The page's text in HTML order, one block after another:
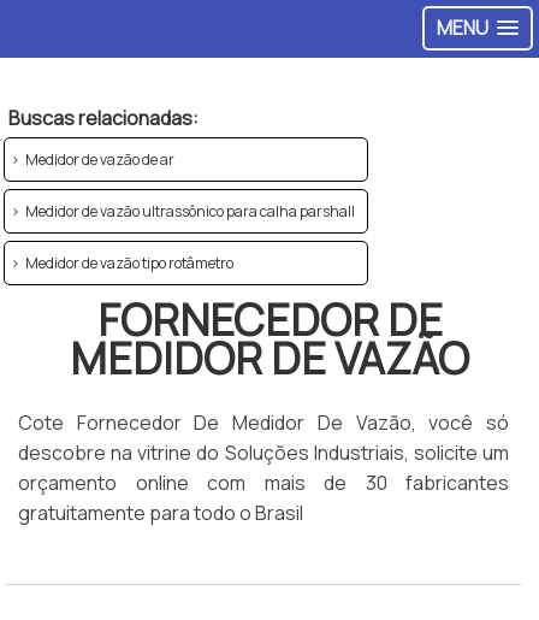
MENU
Buscas relacionadas:
Medidor de vazão de ar
Medidor de vazão ultrassônico para calha parshall
Medidor de vazão tipo rotâmetro
FORNECEDOR DE
MEDIDOR DE VAZÃO
Cote Fornecedor De Medidor De Vazão, você só
descobre na vitrine do Soluções Industriais, solicite um
orçamento online com mais de 30 fabricantes
gratuitamente para todo o Brasil